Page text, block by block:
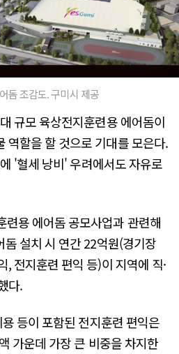
돔 조감도. 구미시 제공
규모 육상전지훈련용 에어돔이
역할을 할 것으로 기대를 모은다.
'혈세 낭비' 우려에서도 자유로
련용 에어돔 공모사업과 관련해
설치 시 연간 22억원(경기장
, 전지훈련 편익 등)이 지역에 직·
다.
등이 포함된 전지훈련 편익은
가운데 가장 큰 비중을 차지한